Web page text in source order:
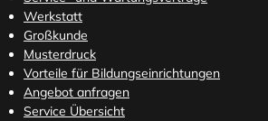
Werkstatt
Großkunde
Musterdruck
Vorteile für Bildungseinrichtungen
Angebot anfragen
Service Übersicht